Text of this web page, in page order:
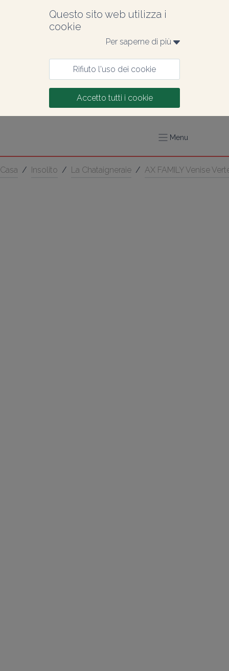
Questo sito web utilizza i
cookie
Per saperne di più
Rifiuto l'uso dei cookie
Accetto tutti i cookie
Menu
Casa / Insolito / La Chataigneraie / AX FAMILY Venise